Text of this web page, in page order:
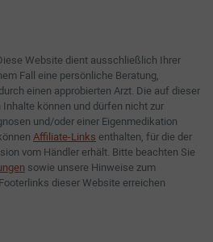
Website dient ausschließlich Ihrer
Fall eine persönliche Beratung,
einen approbierten Arzt. Die auf dieser
können und dürfen nicht zur
und/oder einer Eigenmedikation
Affiliate-Links enthalten, für die der
vom Händler erhält. Bitte beachten Sie
sowie unsere Hinweise zum
dieser Website erreichen